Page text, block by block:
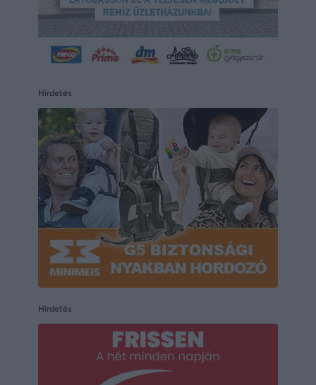
Hirdetés
Hirdetés